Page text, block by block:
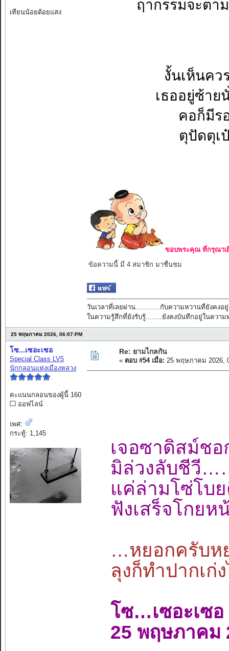
เทียนน้อยด้อยแสง
ฤากรรมจะตา
งั้นเห็นคว
เธออยู่ซ้าย
คอก็มีร
ตุปัดตุเ
ขอบพระคุณ ที่กรุณาเ
ข้อความนี้ มี 4 สมาชิก มาชื่นชม
วันเวลาที่เลยผ่าน............กับความหวานที่ยังคงอยู่
ในความรู้สึกที่ยังรับรู้........ยังคงบันทึกอยู่ในความ
25 พฤษภาคม 2026, 06:07:PM
โซ...เซอะเซอ
Special Class LV5
นักกลอนแห่งเมืองหลวง
คะแนนกลอนของผู้นี้ 160
ออฟไลน์
เพศ:
กระทู้: 1,145
Re: ยามไกลกัน
« ตอบ #54 เมื่อ: 25 พฤษภาคม 2026,
เจอซาดิสม์
มิล่วงลับชีวี
แค่ล่ามโซ่โ
ฟังเสร็จโกย
…หยอกครับห
ลุงก็ทำปากเก่
โซ…เซอะเซอ
25 พฤษภาคม